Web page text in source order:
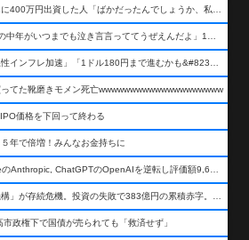
【高市悲報】みんなで大家さんに400万円出資した人「ばかだったんでしょうか、私は&#x1f622;」
Z世代「就職氷河期？努力不足の中年がいつまでも泣き言言っててうぜえんだよ」1万いいね
楽天三木谷「高市バラマキで悪性インフレ加速」「1ドル180円まで進むかも&#8230;もう看過できない」
てた靴磨きモメン死亡wwwwwwwwwwwwwwwwwwww
価格を下回って終わる
年で倍増！みんなお金持ちに
【ソフトバンクG悲報】ClaudeのAnthropic, ChatGPTのOpenAIを逆転し評価額9,650億ドル (約154兆円) の世界一価値あるAI企業に……
安倍晋三の「クールジャパン機構」が存続危機。投資の失敗で383億円の累積赤字。2025年度決算も大赤字の可能性。責任の所在はウヤムヤ
市政権下で国債が売られても「救済せず」